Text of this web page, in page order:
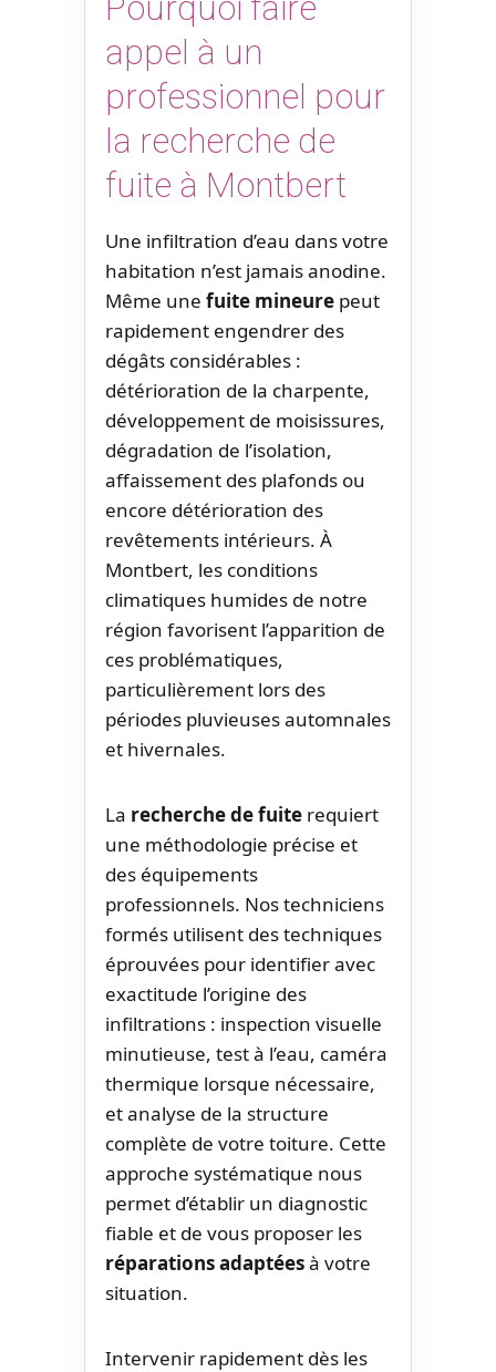
Pourquoi faire
appel à un
professionnel pour
la recherche de
fuite à Montbert
Une infiltration d’eau dans votre
habitation n’est jamais anodine.
Même une fuite mineure peut
rapidement engendrer des
dégâts considérables :
détérioration de la charpente,
développement de moisissures,
dégradation de l’isolation,
affaissement des plafonds ou
encore détérioration des
revêtements intérieurs. À
Montbert, les conditions
climatiques humides de notre
région favorisent l’apparition de
ces problématiques,
particulièrement lors des
périodes pluvieuses automnales
et hivernales.
La recherche de fuite requiert
une méthodologie précise et
des équipements
professionnels. Nos techniciens
formés utilisent des techniques
éprouvées pour identifier avec
exactitude l’origine des
infiltrations : inspection visuelle
minutieuse, test à l’eau, caméra
thermique lorsque nécessaire,
et analyse de la structure
complète de votre toiture. Cette
approche systématique nous
permet d’établir un diagnostic
fiable et de vous proposer les
réparations adaptéesà votre
situation.
Intervenir rapidement dès les